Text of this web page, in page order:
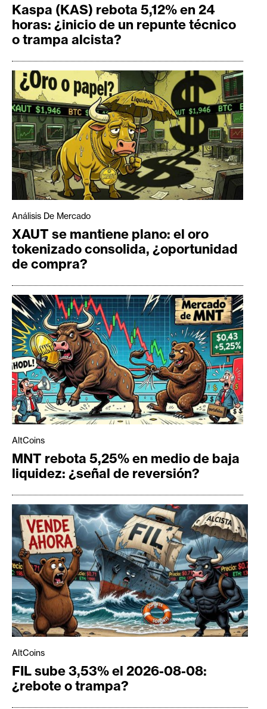
Kaspa (KAS) rebota 5,12% en 24
horas: ¿inicio de un repunte técnico
o trampa alcista?
Análisis De Mercado
XAUT se mantiene plano: el oro
tokenizado consolida, ¿oportunidad
de compra?
AltCoins
MNT rebota 5,25% en medio de baja
liquidez: ¿señal de reversión?
AltCoins
FIL sube 3,53% el 2026-08-08:
¿rebote o trampa?